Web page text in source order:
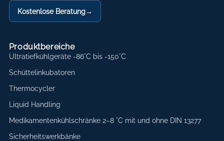
Kostenlose Beratung→
Produktbereiche
Ultratiefkühlgeräte -86°C bis -150°C
Schüttelinkubatoren
Thermocycler
Liquid Handling
Medikamentenkühlschränke 2–8 °C mit und ohne DIN 13277
Sicherheitswerkbänke